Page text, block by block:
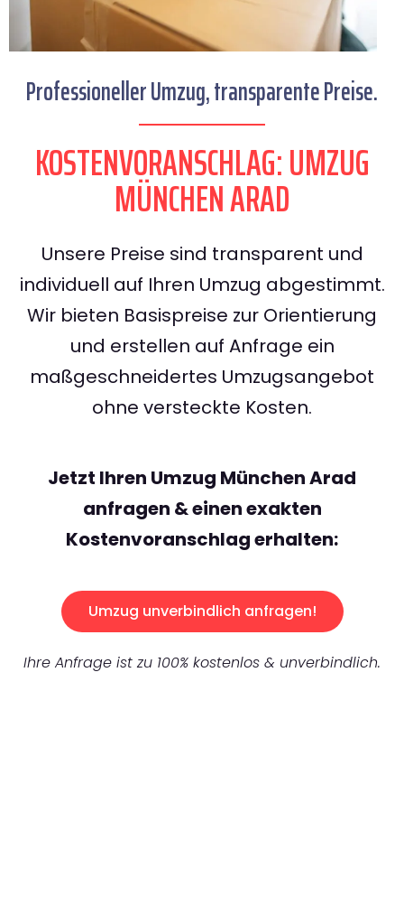
Professioneller Umzug, transparente Preise.
KOSTENVORANSCHLAG: UMZUG
MÜNCHEN ARAD
Unsere Preise sind transparent und
individuell auf Ihren Umzug abgestimmt.
Wir bieten Basispreise zur Orientierung
und erstellen auf Anfrage ein
maßgeschneidertes Umzugsangebot
ohne versteckte Kosten.
Jetzt Ihren Umzug München Arad
anfragen & einen exakten
Kostenvoranschlag erhalten:
Umzug unverbindlich anfragen!
Ihre Anfrage ist zu 100% kostenlos & unverbindlich.